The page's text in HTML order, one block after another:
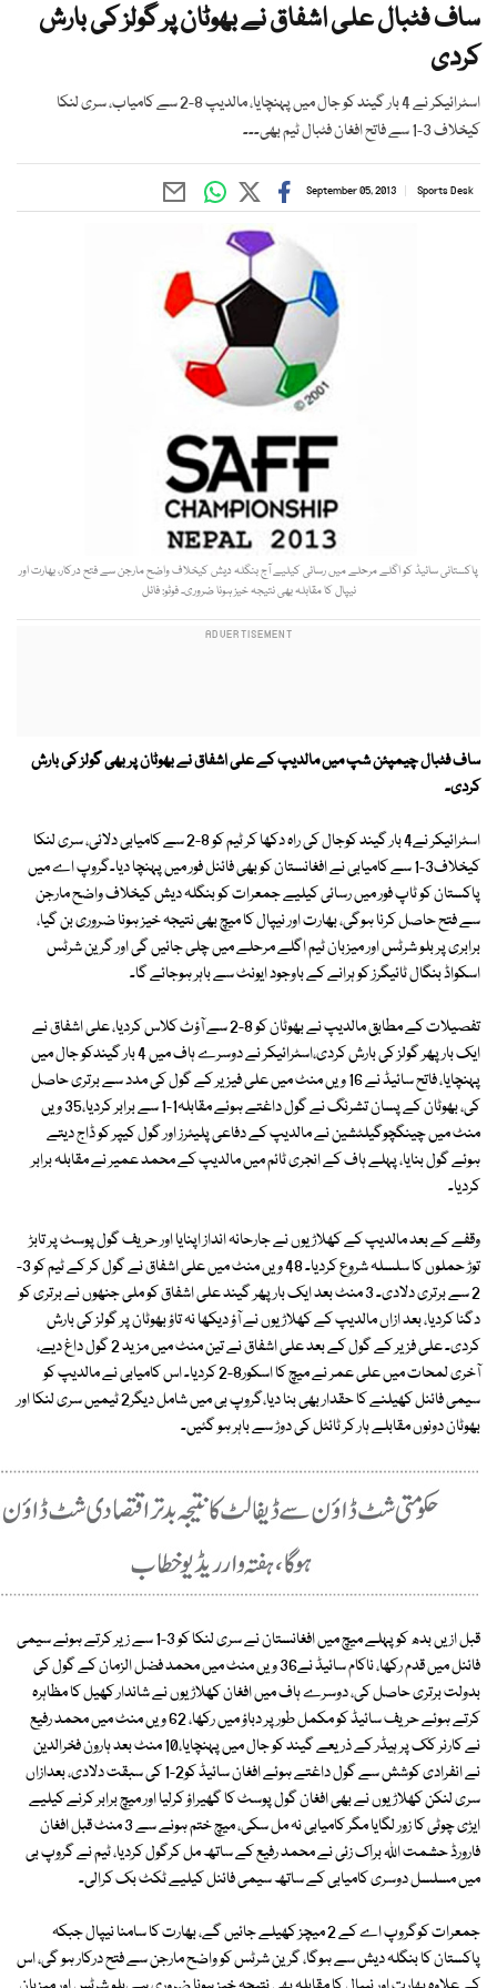
ساف فٹبال علی اشفاق نے بھوٹان پر گولز کی بارش
کردی
اسٹرائیکر نے 4 بار گیند کو جال میں پہنچایا، مالدیپ 8-2 سے کامیاب، سری لنکا
کیخلاف 3-1 سے فاتح افغان فٹبال ٹیم بھی۔۔۔
Sports Desk
September 05, 2013
پاکستانی سائیڈ کو اگلے مرحلے میں رسائی کیلیے آج بنگلہ دیش کیخلاف واضح مارجن سے فتح درکار، بھارت اور
نیپال کا مقابلہ بھی نتیجہ خیز ہونا ضروری۔ فوٹو: فائل
ساف فٹبال چیمپئن شپ میں مالدیپ کے علی اشفاق نے بھوٹان پر بھی گولز کی بارش
کردی۔
اسٹرائیکر نے4 بار گیند کوجال کی راہ دکھا کر ٹیم کو 8-2 سے کامیابی دلائی، سری لنکا
کیخلاف3-1 سے کامیابی نے افغانستان کو بھی فائنل فور میں پہنچا دیا۔گروپ اے میں
پاکستان کو ٹاپ فور میں رسائی کیلیے جمعرات کو بنگلہ دیش کیخلاف واضح مارجن
سے فتح حاصل کرنا ہوگی، بھارت اور نیپال کا میچ بھی نتیجہ خیز ہونا ضروری بن گیا،
برابری پر بلو شرٹس اور میزبان ٹیم اگلے مرحلے میں چلی جائیں گی اور گرین شرٹس
اسکواڈ بنگال ٹائیگرز کو ہرانے کے باوجود ایونٹ سے باہر ہوجائے گا۔
تفصیلات کے مطابق مالدیپ نے بھوٹان کو 8-2 سے آؤٹ کلاس کردیا، علی اشفاق نے
ایک بار پھر گولز کی بارش کردی،اسٹرائیکر نے دوسرے ہاف میں 4 بار گیندکو جال میں
پہنچایا، فاتح سائیڈ نے 16 ویں منٹ میں علی فیزیر کے گول کی مدد سے برتری حاصل
کی، بھوٹان کے پسان تشرنگ نے گول داغتے ہوئے مقابلہ1-1 سے برابر کردیا،35 ویں
منٹ میں چینگچوگیلٹشین نے مالدیپ کے دفاعی پلیئرز اور گول کیپر کو ڈاج دیتے
ہوئے گول بنایا، پہلے ہاف کے انجری ٹائم میں مالدیپ کے محمد عمیر نے مقابلہ برابر
کردیا۔
وقفے کے بعد مالدیپ کے کھلاڑیوں نے جارحانہ انداز اپنایا اور حریف گول پوسٹ پر تابڑ
توڑ حملوں کا سلسلہ شروع کردیا۔ 48 ویں منٹ میں علی اشفاق نے گول کر کے ٹیم کو 3-
2 سے برتری دلادی۔ 3 منٹ بعد ایک بار پھر گیند علی اشفاق کو ملی جنھوں نے برتری کو
دگنا کردیا، بعد ازاں مالدیپ کے کھلاڑیوں نے آؤ دیکھا نہ تاؤ بھوٹان پر گولز کی بارش
کردی۔ علی فزیر کے گول کے بعد علی اشفاق نے تین منٹ میں مزید 2 گول داغ دیے،
آخری لمحات میں علی عمر نے میچ کا اسکور8-2 کردیا۔ اس کامیابی نے مالدیپ کو
سیمی فائنل کھیلنے کا حقدار بھی بنا دیا،گروپ بی میں شامل دیگر2 ٹیمیں سری لنکا اور
بھوٹان دونوں مقابلے ہار کر ٹائٹل کی دوڑ سے باہر ہو گئیں۔
قبل ازیں بدھ کو پہلے میچ میں افغانستان نے سری لنکا کو 3-1 سے زیر کرتے ہوئے سیمی
فائنل میں قدم رکھا، ناکام سائیڈ نے36 ویں منٹ میں محمد فضل الزمان کے گول کی
بدولت برتری حاصل کی، دوسرے ہاف میں افغان کھلاڑیوں نے شاندار کھیل کا مظاہرہ
کرتے ہوئے حریف سائیڈ کو مکمل طور پر دباؤ میں رکھا، 62 ویں منٹ میں محمد رفیع
نے کارنر کک پر ہیڈر کے ذریعے گیند کو جال میں پہنچایا،10 منٹ بعد ہارون فخرالدین
نے انفرادی کوشش سے گول داغتے ہوئے افغان سائیڈ کو2-1 کی سبقت دلادی، بعدازاں
سری لنکن کھلاڑیوں نے بھی افغان گول پوسٹ کا گھیراؤ کرلیا اور میچ برابر کرنے کیلیے
ایڑی چوٹی کا زور لگایا مگر کامیابی نہ مل سکی، میچ ختم ہونے سے 3 منٹ قبل افغان
فارورڈ حشمت اللہ براک زئی نے محمد رفیع کے ساتھ مل کرگول کردیا، ٹیم نے گروپ بی
میں مسلسل دوسری کامیابی کے ساتھ سیمی فائنل کیلیے ٹکٹ بک کرالی۔
جمعرات کوگروپ اے کے 2 میچز کھیلے جائیں گے، بھارت کا سامنا نیپال جبکہ
پاکستان کا بنگلہ دیش سے ہوگا، گرین شرٹس کو واضح مارجن سے فتح درکار ہو گی، اس